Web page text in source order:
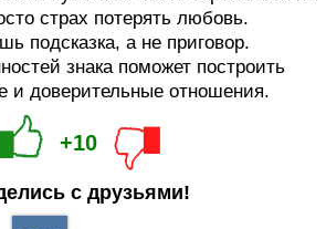
страх потерять любовь.
подсказка, а не приговор.
знака поможет построить
и доверительные отношения.
+10
с друзьями!